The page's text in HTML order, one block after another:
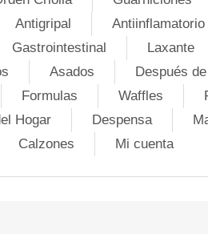
Antigripal Antiinflamatorio
Gastrointestinal Laxante
Asados Después
Formulas Waffles
Hogar Despensa
Calzones Mi cuenta